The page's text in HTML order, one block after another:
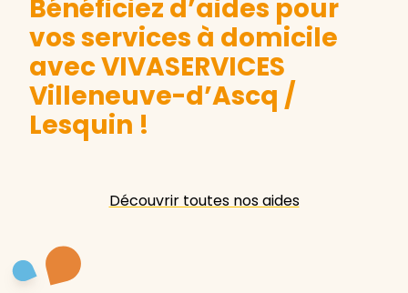
Bénéficiez d’aides pour
vos services à domicile
avec VIVASERVICES
Villeneuve-d’Ascq /
Lesquin !
Découvrir toutes nos aides